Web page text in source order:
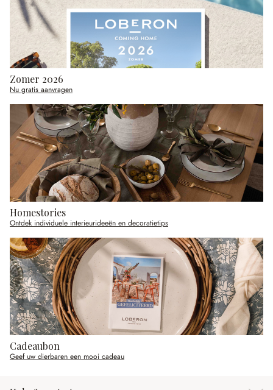
Zomer 2026
Nu gratis aanvragen
Homestories
Ontdek individuele interieurideeën en decoratietips
Cadeaubon
Geef uw dierbaren een mooi cadeau